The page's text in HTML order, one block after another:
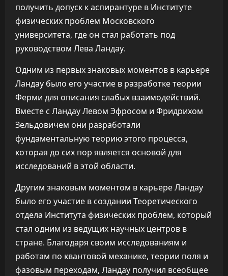
получить допуск к аспирантуре в Институте
физических проблем Московского
университета, где он стал работать под
руководством Лева Ландау.
Одним из первых знаковых моментов в карьере
Ландау было его участие в разработке теории
Ферми для описания слабых взаимодействий.
Вместе с Ландау Левом Эфросом и Фридрихом
Зельдовичем они разработали
фундаментальную теорию этого процесса,
которая до сих пор является основой для
исследований в этой области.
Другим знаковым моментом в карьере Ландау
было его участие в создании Теоретического
отдела Института физических проблем, который
стал одним из ведущих научных центров в
стране. Благодаря своим исследованиям и
работам по квантовой механике, теории поля и
фазовым переходам, Ландау получил всеобщее